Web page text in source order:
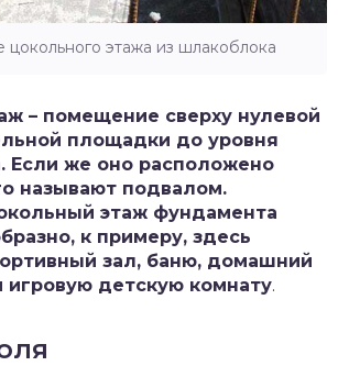
цокольного этажа из шлакоблока
– помещение сверху нулевой
площадки до уровня
Если же оно расположено
называют подвалом.
этаж фундамента
к примеру, здесь
зал, баню, домашний
игровую детскую комнату.